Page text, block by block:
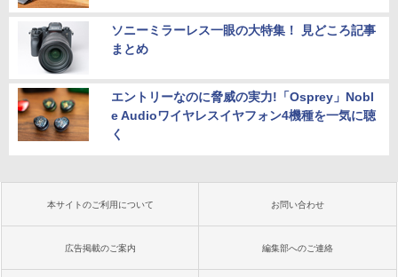
ソニーミラーレス一眼の大特集！ 見どころ記事
まとめ
エントリーなのに脅威の実力!「Osprey」Nobl
e Audioワイヤレスイヤフォン4機種を一気に聴
く
本サイトのご利用について お問い合わせ
広告掲載のご案内 編集部へのご連絡